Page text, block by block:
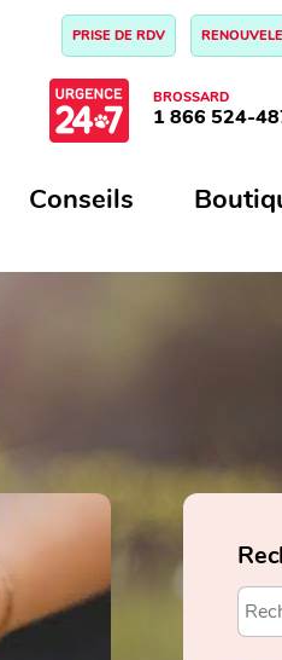
PRISE DE RDV
BROSSARD
1 866 524-
Conseils